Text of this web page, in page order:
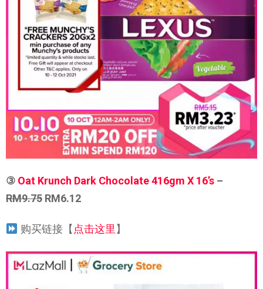
③ Oat Krunch Dark Chocolate 416gm X 16’s –
RM9.75 RM6.12
购买链接【 点击这里 】